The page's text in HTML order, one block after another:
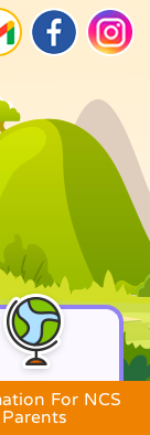
For NCS
Parents